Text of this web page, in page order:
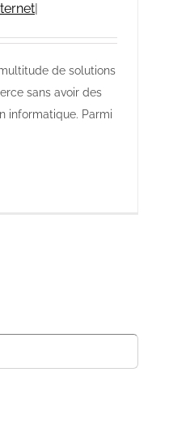
|
de solutions
sans avoir des
informatique. Parmi